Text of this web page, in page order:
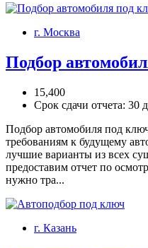
г. Москва
Подбор
15,400
Срок сдачи отчета: 30
Подбор автомобиля под
требованиям к будущему
лучшие варианты из всех
предоставим отчет по
нужно тра...
г. Казань